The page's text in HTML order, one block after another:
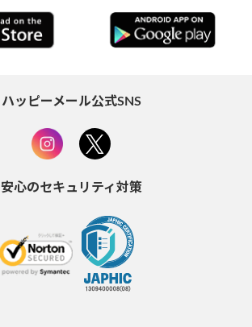
ハッピーメール公式SNS
安心のセキュリティ対策